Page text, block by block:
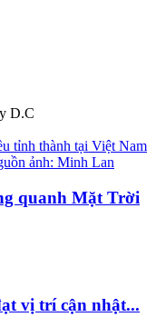
D.C
quanh Mặt Trời
vị trí cận nhật...